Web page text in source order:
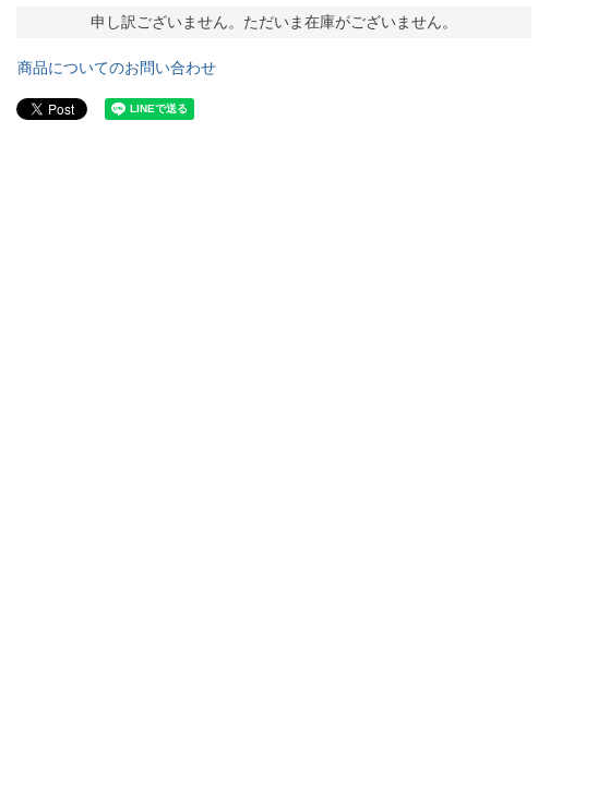
申し訳ございません。ただいま在庫がございません。
商品についてのお問い合わせ